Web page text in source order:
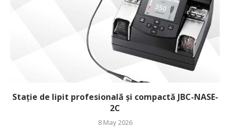
Stație de lipit profesională și compactă JBC-NASE-
2C
8 May 2026